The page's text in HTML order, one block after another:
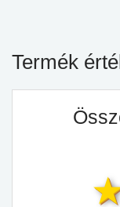
Termék